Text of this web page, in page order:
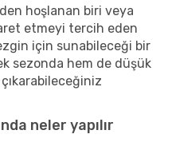
hoşlanan biri veya
etmeyi tercih eden
için sunabileceği bir
sezonda hem de düşük
neler yapılır